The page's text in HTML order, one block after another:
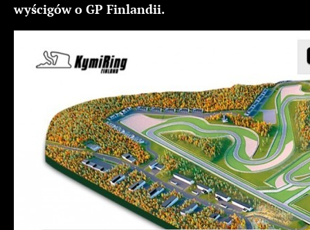
wyścigów o GP Finlandii.